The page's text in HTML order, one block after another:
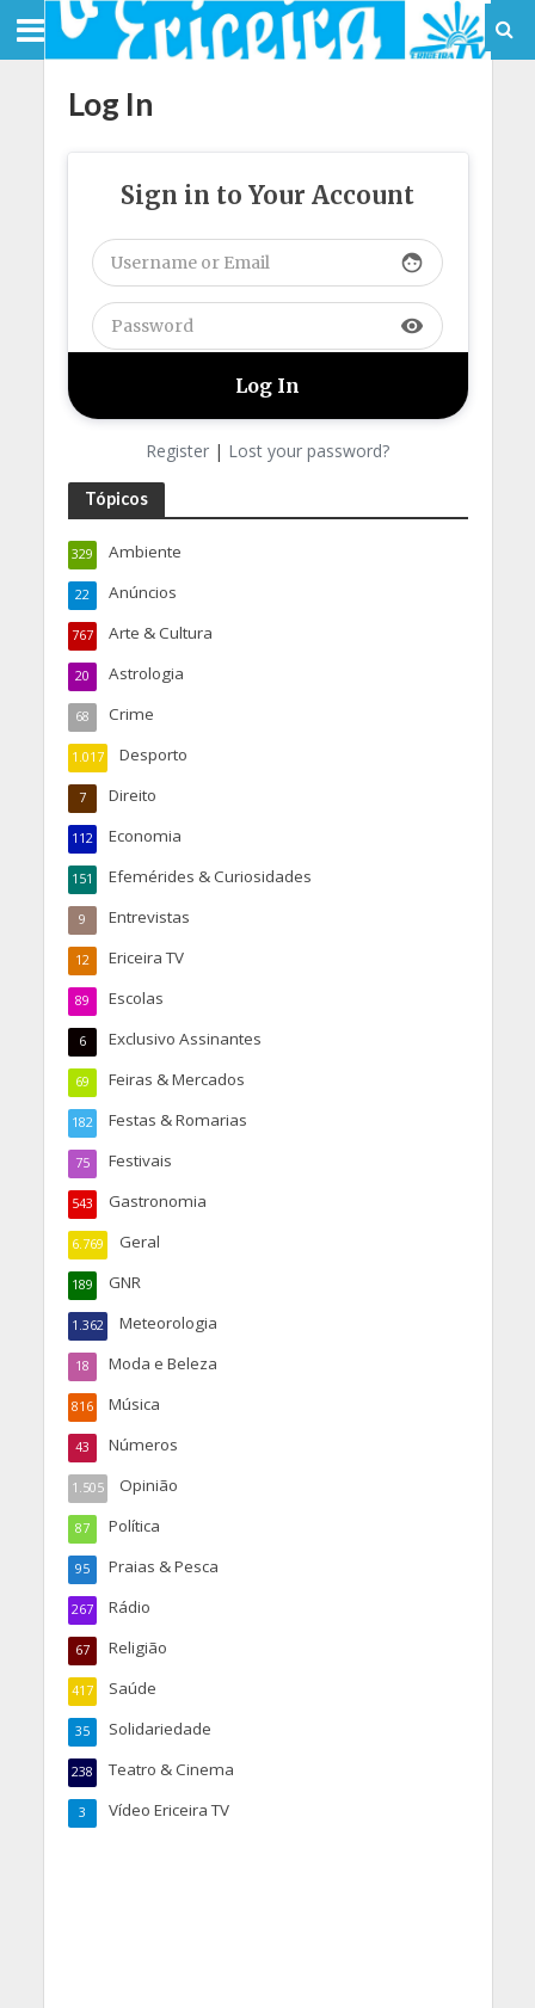
Log In
Sign in to Your Account
face
visibility
Register | Lost your password?
Tópicos
Ambiente
329
Anúncios
22
Arte & Cultura
767
Astrologia
20
Crime
68
Desporto
1.017
Direito
7
Economia
112
Efemérides & Curiosidades
151
Entrevistas
9
Ericeira TV
12
Escolas
89
Exclusivo Assinantes
6
Feiras & Mercados
69
Festas & Romarias
182
Festivais
75
Gastronomia
543
Geral
6.769
GNR
189
Meteorologia
1.362
Moda e Beleza
18
Música
816
Números
43
Opinião
1.505
Política
87
Praias & Pesca
95
Rádio
267
Religião
67
Saúde
417
Solidariedade
35
Teatro & Cinema
238
Vídeo Ericeira TV
3